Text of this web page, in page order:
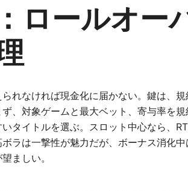
ロールオー
れなければ現金化に届かない。鍵は、
、対象ゲームと最大ベット、寄与率を
タイトルを選ぶ。スロット中心なら、
ラは一撃性が魅力だが、ボーナス消化
ましい。